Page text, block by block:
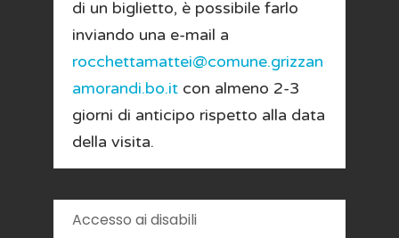
di un biglietto, è possibile farlo
inviando una e-mail a
rocchettamattei@comune.grizzan
amorandi.bo.itcon almeno 2-3
giorni di anticipo rispetto alla data
della visita.
Accesso ai disabili